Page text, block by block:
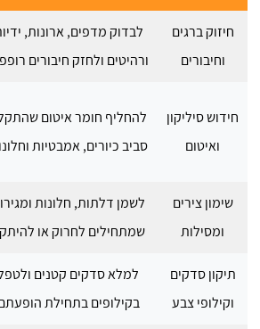
חיזוק ברגים
וחיבורים
לבדוק מדפים, ארונות,
ורהיטים ולחזק חיבורים
חידוש סיליקון
ואיטום
להחליף חומר איטום
סביב כיורים, אמבטיות
שימון צירים
ומסילות
לשמן דלתות, חלונות
שמתחילים לחרוק או
תיקון סדקים
וקילופי צבע
למלא סדקים קטנים
בקילופים בתחילת